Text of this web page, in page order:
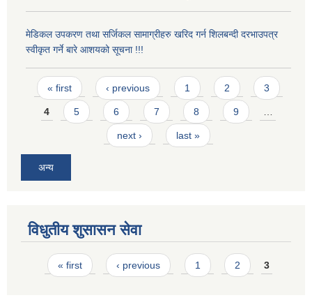
मेडिकल उपकरण तथा सर्जिकल सामाग्रीहरु खरिद गर्न शिलबन्दी दरभाउपत्र
स्वीकृत गर्ने बारे आशयको सूचना !!!
Pages
« first ‹ previous 1 2 3
4 5 6 7 8 9
next › last »
अन्य
विधुतीय शुसासन सेवा
Pages
« first ‹ previous 1 2 3